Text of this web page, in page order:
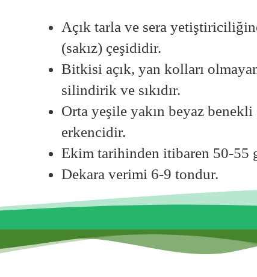
Açık tarla ve sera
(sakız) çeşididir.
Bitkisi açık, yan kolları
silindirik ve sıkıdır.
Orta yeşile yakın beyaz
erkencidir.
Ekim tarihinden itibaren 50-55
Dekara verimi 6-9 tondur.